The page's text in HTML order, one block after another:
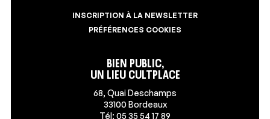
Bien Public,
un lieu Cultplace
68, Quai Deschamps
33100 Bordeaux
Tél: 05 35 54 17 89
INSCRIPTION À LA NEWSLETTER
PRÉFÉRENCES COOKIES